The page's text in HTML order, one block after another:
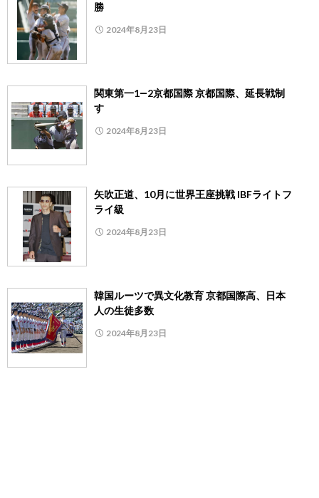
勝
2024年8月23日
関東第一1―2京都国際 京都国際、延長戦制
す
2024年8月23日
矢吹正道、10月に世界王座挑戦 IBFライトフ
ライ級
2024年8月23日
韓国ルーツで異文化教育 京都国際高、日本
人の生徒多数
2024年8月23日